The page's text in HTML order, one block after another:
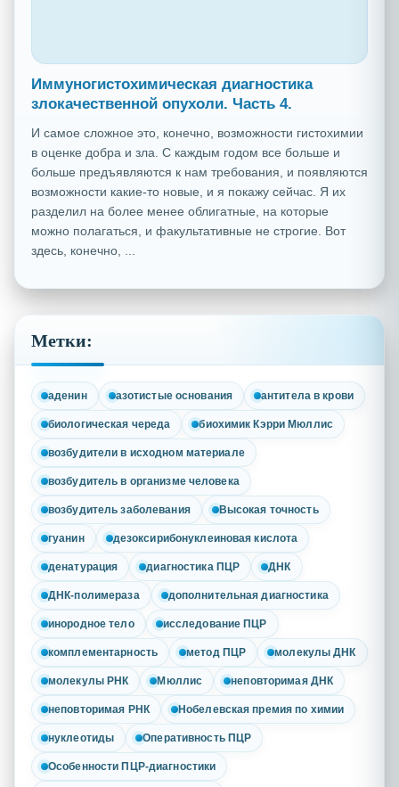
Иммуногистохимическая диагностика
злокачественной опухоли. Часть 4.
И самое сложное это, конечно, возможности гистохимии
в оценке добра и зла. С каждым годом все больше и
больше предъявляются к нам требования, и появляются
возможности какие-то новые, и я покажу сейчас. Я их
разделил на более менее облигатные, на которые
можно полагаться, и факультативные не строгие. Вот
здесь, конечно, ...
Метки:
аденин азотистые основания антитела в крови
биологическая череда биохимик Кэрри Мюллис
возбудители в исходном материале
возбудитель в организме человека
возбудитель заболевания Высокая точность
гуанин дезоксирибонуклеиновая кислота
денатурация диагностика ПЦР ДНК
ДНК-полимераза дополнительная диагностика
инородное тело исследование ПЦР
комплементарность метод ПЦР молекулы ДНК
молекулы РНК Мюллис неповторимая ДНК
неповторимая РНК Нобелевская премия по химии
нуклеотиды Оперативность ПЦР
Особенности ПЦР-диагностики